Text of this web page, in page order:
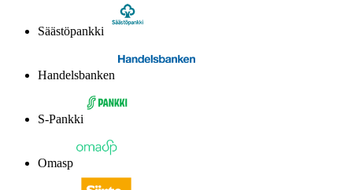
Säästöpankki
Handelsbanken
S-Pankki
Omasp